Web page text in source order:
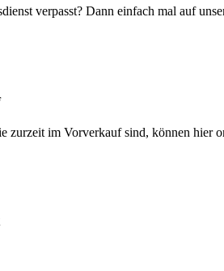
verpasst? Dann einfach mal auf
zurzeit im Vorverkauf sind, können hier